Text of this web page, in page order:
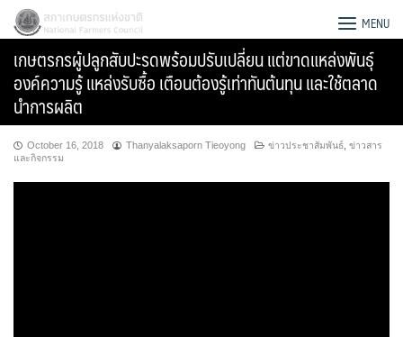
Skip
content
สภาเกษตรกรแห่งชาติ MENU
เกษตรกรผู้ปลูกสับปะรดพร้อมปรับเปลี่ยน แต่ขาดแหล่งพันธุ์
องค์ความรู้ แหล่งรับซื้อ เตือนต้องรู้เท่าทันต้นทุน และใช้ตลาด
นำการผลิต
October 16, 2018 Thanyalaksaporn Tieoyong ข่าวประชาสัมพันธ์ ข่าวสาร
และกิจกรรม